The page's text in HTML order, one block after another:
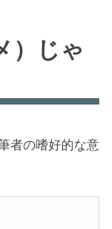
）じゃ
者の嗜好的な意